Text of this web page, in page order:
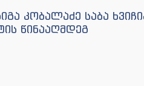
კობალაძე საბა
წინააღმდეგ